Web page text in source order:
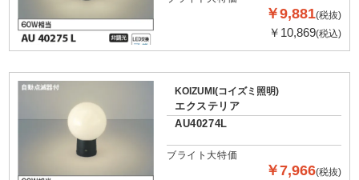
￥9,881(税抜)
￥10,869(税込)
KOIZUMI(コイズミ照明)
エクステリア
AU40274L
ブライト大特価
￥7,966(税抜)